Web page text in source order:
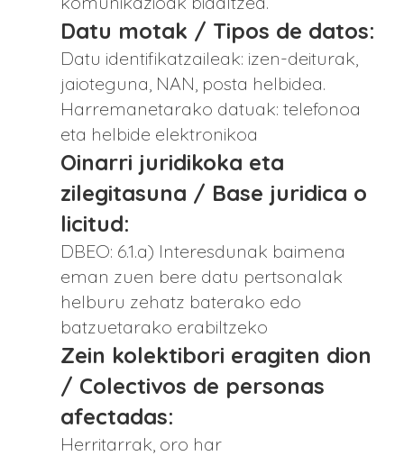
Datu motak / Tipos de datos:
Datu identifikatzaileak: izen-deiturak,
jaioteguna, NAN, posta helbidea.
Harremanetarako datuak: telefonoa
eta helbide elektronikoa
Oinarri juridikoka eta
zilegitasuna / Base juridica o
licitud:
DBEO: 6.1.a) Interesdunak baimena
eman zuen bere datu pertsonalak
helburu zehatz baterako edo
batzuetarako erabiltzeko
Zein kolektibori eragiten dion
/ Colectivos de personas
afectadas:
Herritarrak, oro har